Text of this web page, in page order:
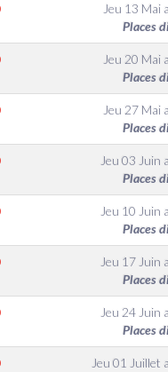
Jeu 13 Mai
Places
Jeu 20 Mai
Places
Jeu 27 Mai
Places
Jeu 03 Juin
Places
Jeu 10 Juin
Places
Jeu 17 Juin
Places
Jeu 24 Juin
Places
Jeu 01 Juillet